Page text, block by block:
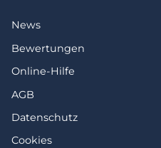
News
Bewertungen
Online-Hilfe
AGB
Datenschutz
Cookies